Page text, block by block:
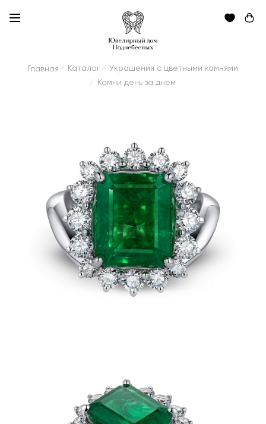
Главная / Каталог / Украшения с цветными камнями
/ Камни день за днем